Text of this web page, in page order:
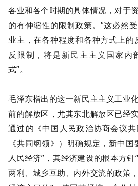
各业和各个时期的具体情况，对于
的有伸缩性的限制政策。”这必然
业主，在各种程度和各种方式上的
反限制，将是新民主主义国家内
式”。
毛泽东指出的这一新民主主义工业
前的解放区，尤其东北解放区已经
通过的《中国人民政治协商会议
《共同纲领》）明确规定，新中国
人民经济”，其经济建设的根本方
两利、城乡互助、内外交流的政策